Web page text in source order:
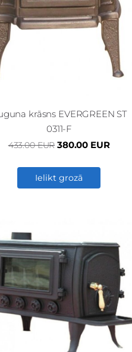
krāsns EVERGREEN ST
0311-F
433.00 EUR 380.00 EUR
Ielikt grozā